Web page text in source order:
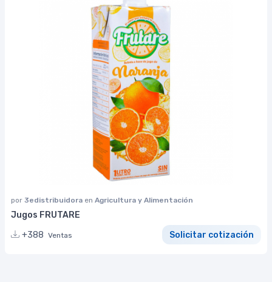
por 3edistribuidora en Agricultura y Alimentación
Jugos FRUTARE
+388 Ventas Solicitar cotización